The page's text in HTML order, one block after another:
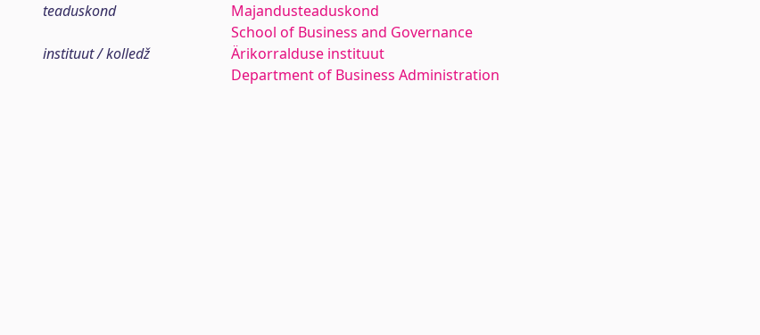
teaduskond
Majandusteaduskond
School of Business and Governance
instituut / kolledž
Ärikorralduse instituut
Department of Business Administration